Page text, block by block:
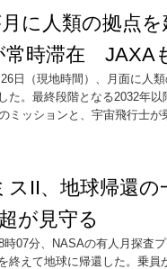
に人類の拠点
常時滞在 JAXA
日（現地時間）、月面に人
た。最終段階となる2032年以
ミッションと、宇宙飛行士が
スII、地球帰還
が見守る
07分、NASAの有人月探査
終えて地球に帰還した。乗員